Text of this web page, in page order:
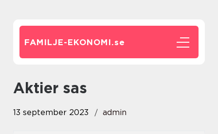
FAMILJE-EKONOMI.se
aktier sas
13 september 2023 admin